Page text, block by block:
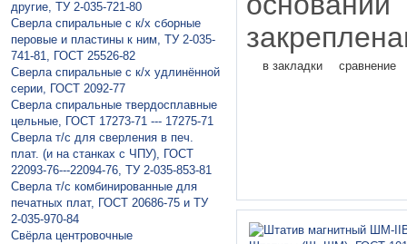
другие, ТУ 2-035-721-80
Сверла спиральные с к/х сборные
перовые и пластины к ним, ТУ 2-035-
741-81, ГОСТ 25526-82
Сверла спиральные с к/х удлинённой
серии, ГОСТ 2092-77
Сверла спиральные твердосплавные
цельные, ГОСТ 17273-71 --- 17275-71
Сверла т/с для сверления в печ.
плат. (и на станках с ЧПУ), ГОСТ
22093-76---22094-76, ТУ 2-035-853-81
Сверла т/с комбинированные для
печатных плат, ГОСТ 20686-75 и ТУ
2-035-970-84
Свёрла центровочные
в закладки сравнение